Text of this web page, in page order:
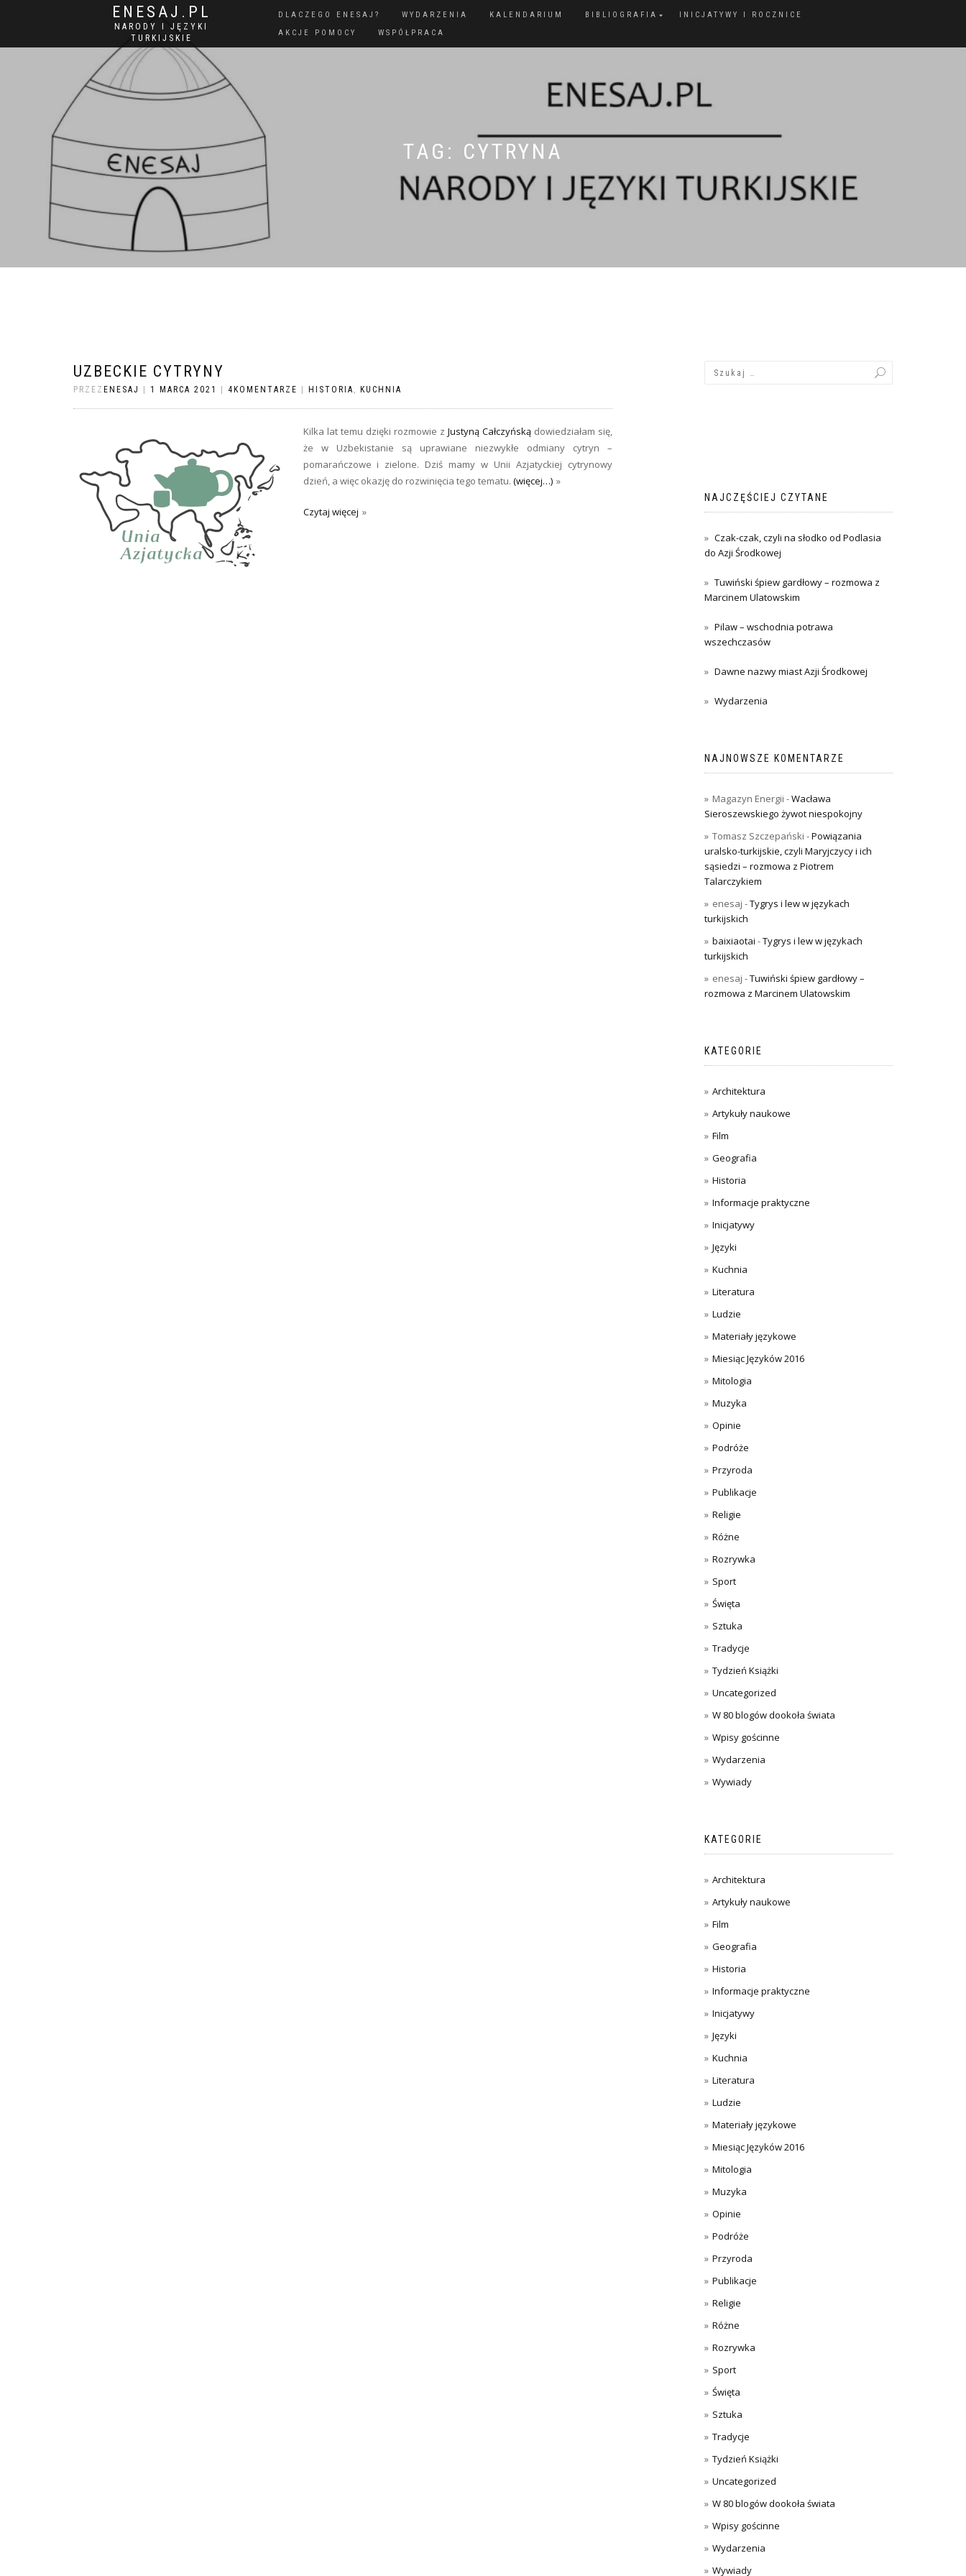
ENESAJ.PL
NARODY I JĘZYKI
TURKIJSKIE
DLACZEGO ENESAJ? WYDARZENIA KALENDARIUM BIBLIOGRAFIA
INICJATYWY I ROCZNICE
AKCJE POMOCY
WSPÓŁPRACA
TAG: CYTRYNA
UZBECKIE CYTRYNY
PRZEZ ENESAJ 1 MARCA 2021 4KOMENTARZE HISTORIA , KUCHNIA
Kilka lat temu dzięki rozmowie z Justyną Całczyńskądowiedziałam się,
że w Uzbekistanie są uprawiane niezwykłe odmiany cytryn –
pomarańczowe i zielone. Dziś mamy w Unii Azjatyckiej cytrynowy
dzień, a więc okazję do rozwinięcia tego tematu. (więcej…)
Czytaj więcej
NAJCZĘŚCIEJ CZYTANE
Czak-czak, czyli na słodko od Podlasia
do Azji Środkowej
Tuwiński śpiew gardłowy – rozmowa z
Marcinem Ulatowskim
Pilaw – wschodnia potrawa
wszechczasów
Dawne nazwy miast Azji Środkowej
Wydarzenia
NAJNOWSZE KOMENTARZE
Magazyn Energii -Wacława
Sieroszewskiego żywot niespokojny
Tomasz Szczepański -Powiązania
uralsko-turkijskie, czyli Maryjczycy i ich
sąsiedzi – rozmowa z Piotrem
Talarczykiem
enesaj -Tygrys i lew w językach
turkijskich
baixiaotai -Tygrys i lew w językach
turkijskich
enesaj -Tuwiński śpiew gardłowy –
rozmowa z Marcinem Ulatowskim
KATEGORIE
Architektura
Artykuły naukowe
Film
Geografia
Historia
Informacje praktyczne
Inicjatywy
Języki
Kuchnia
Literatura
Ludzie
Materiały językowe
Miesiąc Języków 2016
Mitologia
Muzyka
Opinie
Podróże
Przyroda
Publikacje
Religie
Różne
Rozrywka
Sport
Święta
Sztuka
Tradycje
Tydzień Książki
Uncategorized
W 80 blogów dookoła świata
Wpisy gościnne
Wydarzenia
Wywiady
KATEGORIE
Architektura
Artykuły naukowe
Film
Geografia
Historia
Informacje praktyczne
Inicjatywy
Języki
Kuchnia
Literatura
Ludzie
Materiały językowe
Miesiąc Języków 2016
Mitologia
Muzyka
Opinie
Podróże
Przyroda
Publikacje
Religie
Różne
Rozrywka
Sport
Święta
Sztuka
Tradycje
Tydzień Książki
Uncategorized
W 80 blogów dookoła świata
Wpisy gościnne
Wydarzenia
Wywiady